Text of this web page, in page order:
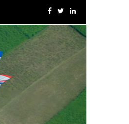
২০২৬ এর উদ্বোধনী অনুষ্ঠান